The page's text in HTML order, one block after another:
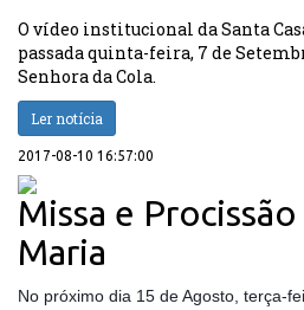
O vídeo institucional da Santa
passada quinta-feira, 7 de
Senhora da Cola.
Ler notícia
2017-08-10 16:57:00
Missa e
Maria
No próximo dia 15 de Agosto, terça-